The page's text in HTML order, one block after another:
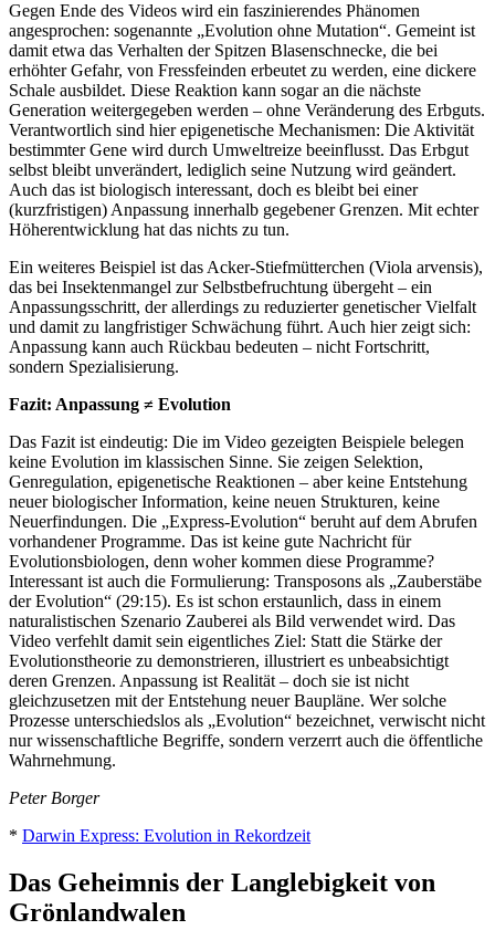
Gegen Ende des Videos wird ein faszinierendes Phänomen
angesprochen: sogenannte „Evolution ohne Mutation“. Gemeint ist
damit etwa das Verhalten der Spitzen Blasenschnecke, die bei
erhöhter Gefahr, von Fressfeinden erbeutet zu werden, eine dickere
Schale ausbildet. Diese Reaktion kann sogar an die nächste
Generation weitergegeben werden – ohne Veränderung des Erbguts.
Verantwortlich sind hier epigenetische Mechanismen: Die Aktivität
bestimmter Gene wird durch Umweltreize beeinflusst. Das Erbgut
selbst bleibt unverändert, lediglich seine Nutzung wird geändert.
Auch das ist biologisch interessant, doch es bleibt bei einer
(kurzfristigen) Anpassung innerhalb gegebener Grenzen. Mit echter
Höherentwicklung hat das nichts zu tun.
Ein weiteres Beispiel ist das Acker-Stiefmütterchen (Viola arvensis),
das bei Insektenmangel zur Selbstbefruchtung übergeht – ein
Anpassungsschritt, der allerdings zu reduzierter genetischer Vielfalt
und damit zu langfristiger Schwächung führt. Auch hier zeigt sich:
Anpassung kann auch Rückbau bedeuten – nicht Fortschritt,
sondern Spezialisierung.
Fazit: Anpassung ≠ Evolution
Das Fazit ist eindeutig: Die im Video gezeigten Beispiele belegen
keine Evolution im klassischen Sinne. Sie zeigen Selektion,
Genregulation, epigenetische Reaktionen – aber keine Entstehung
neuer biologischer Information, keine neuen Strukturen, keine
Neuerfindungen. Die „Express-Evolution“ beruht auf dem Abrufen
vorhandener Programme. Das ist keine gute Nachricht für
Evolutionsbiologen, denn woher kommen diese Programme?
Interessant ist auch die Formulierung: Transposons als „Zauberstäbe
der Evolution“ (29:15). Es ist schon erstaunlich, dass in einem
naturalistischen Szenario Zauberei als Bild verwendet wird. Das
Video verfehlt damit sein eigentliches Ziel: Statt die Stärke der
Evolutionstheorie zu demonstrieren, illustriert es unbeabsichtigt
deren Grenzen. Anpassung ist Realität – doch sie ist nicht
gleichzusetzen mit der Entstehung neuer Baupläne. Wer solche
Prozesse unterschiedslos als „Evolution“ bezeichnet, verwischt nicht
nur wissenschaftliche Begriffe, sondern verzerrt auch die öffentliche
Wahrnehmung.
Peter Borger
* Darwin Express: Evolution in Rekordzeit
Das Geheimnis der Langlebigkeit von
Grönlandwalen